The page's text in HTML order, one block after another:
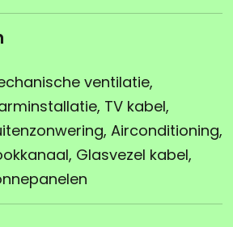
ventilatie,
TV kabel,
Airconditioning,
Glasvezel kabel,